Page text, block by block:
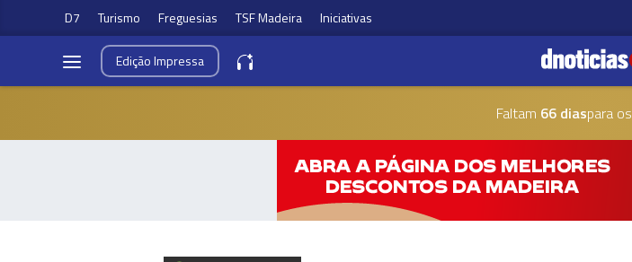
D7 Turismo Freguesias TSF Madeira Iniciativas
EdiçãoImpressa
Faltam 66 diaspara os